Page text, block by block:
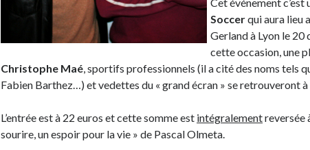
Soccerqui aura lieu
Gerland à Lyon le
cette occasion, une
Christophe Maé, sportifs professionnels (il a cité des noms tels
Fabien Barthez…) et vedettes du « grand écran » se retrouveront à
L’entrée est à 22 euros et cette somme est intégralementreversée
sourire, un espoir pour la vie » de Pascal Olmeta.